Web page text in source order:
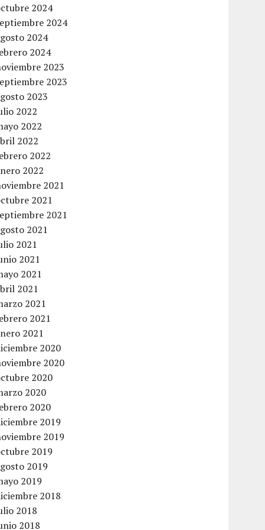
2024
2024
2024
2024
2023
2023
2023
2022
2022
2022
2022
2022
2021
2021
2021
2021
2021
2021
2021
2021
2021
2021
2021
2020
2020
2020
2020
2020
2019
2019
2019
2019
2019
2018
2018
2018